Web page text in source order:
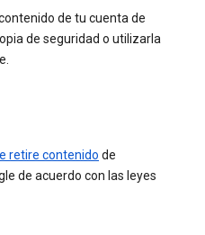
de tu cuenta de
de seguridad o utilizarla
retire contenido de
de acuerdo con las leyes